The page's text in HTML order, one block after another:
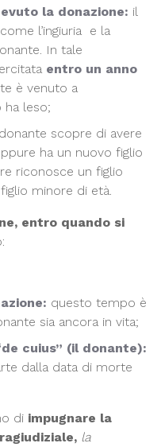
la donazione: il
l’ingiuria e la
In tale
entro un anno
è venuto a
ha leso;
scopre di avere
ha un nuovo figlio
riconosce un figlio
minore di età.
entro quando si
questo tempo è
sia ancora in vita;
cuius” (il donante):
dalla data di morte
di impugnare la
la